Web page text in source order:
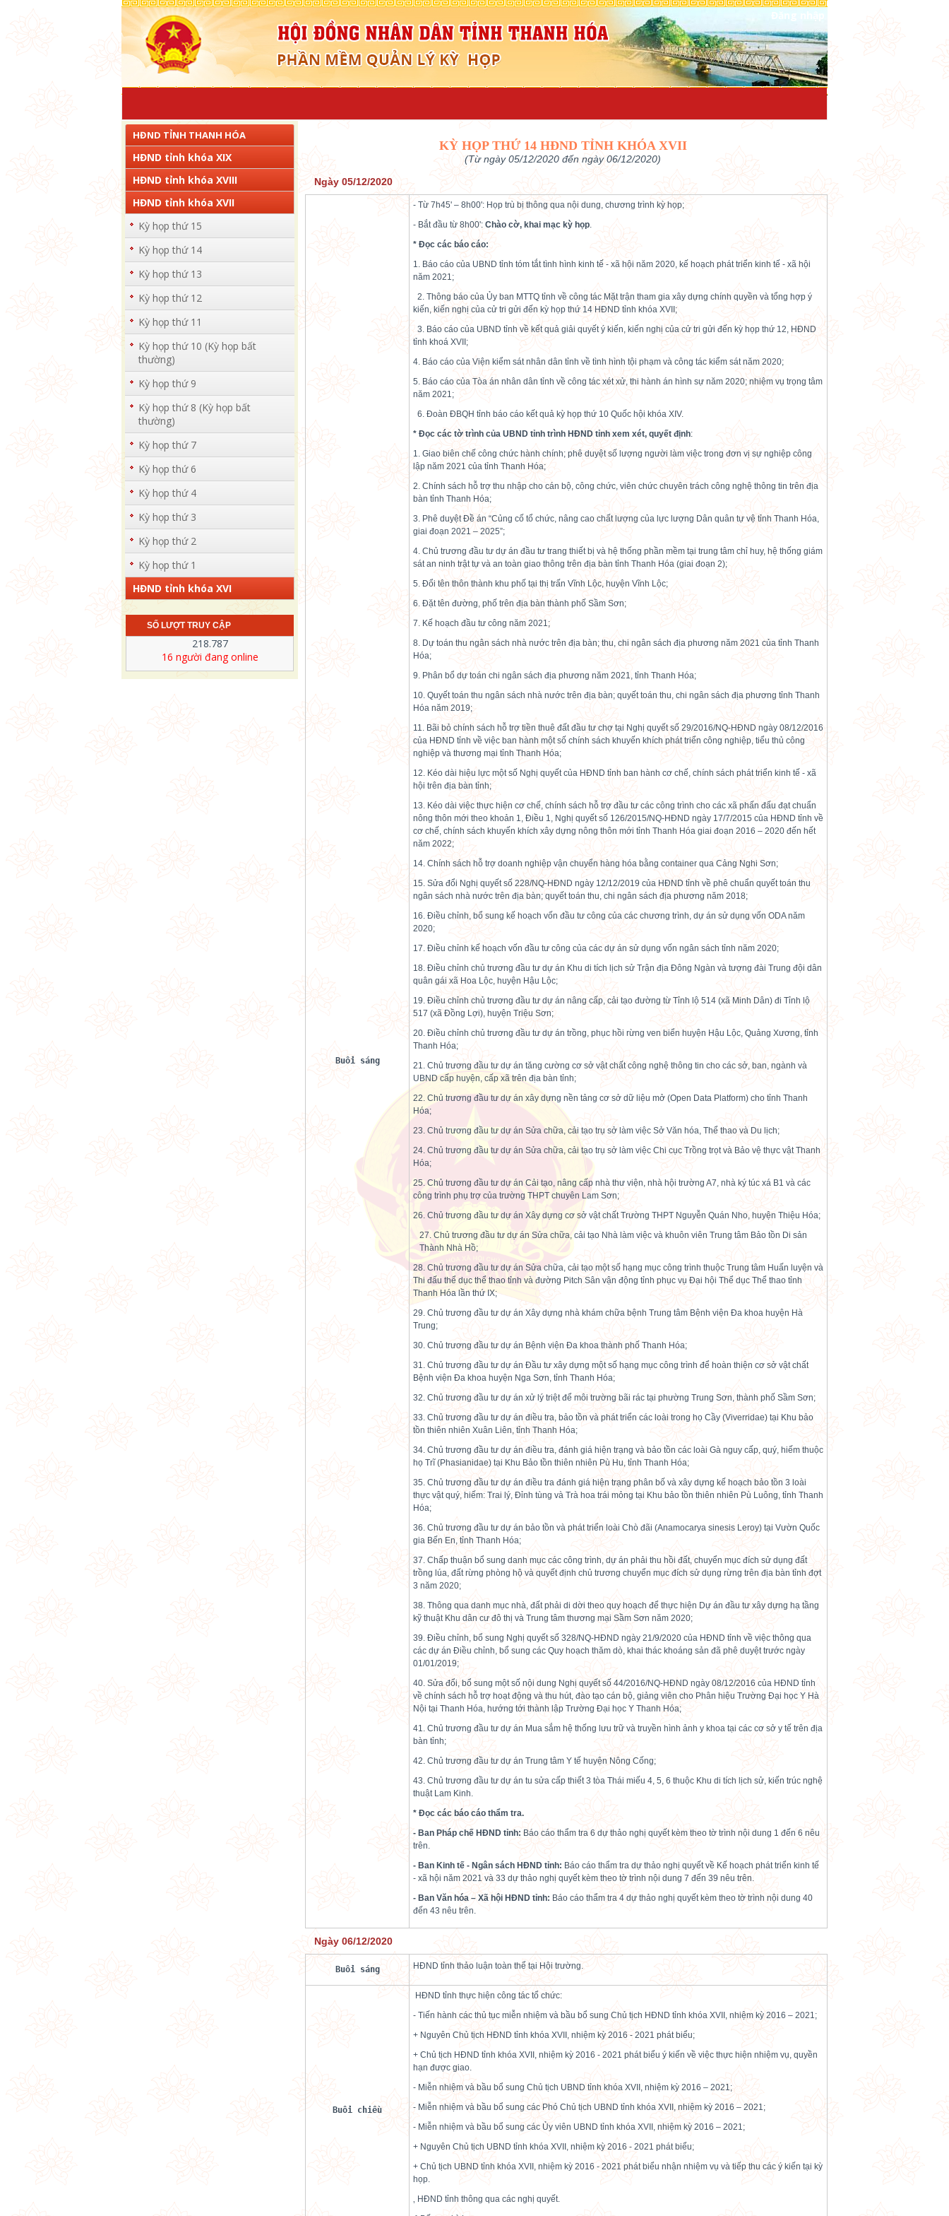
Đăng nhập
HĐND TỈNH THANH HÓA
HĐND tỉnh khóa XIX
HĐND tỉnh khóa XVIII
HĐND tỉnh khóa XVII
Kỳ họp thứ 15
Kỳ họp thứ 14
Kỳ họp thứ 13
Kỳ họp thứ 12
Kỳ họp thứ 11
Kỳ họp thứ 10 (Kỳ họp bất
thường)
Kỳ họp thứ 9
Kỳ họp thứ 8 (Kỳ họp bất
thường)
Kỳ họp thứ 7
Kỳ họp thứ 6
Kỳ họp thứ 4
Kỳ họp thứ 3
Kỳ họp thứ 2
Kỳ họp thứ 1
HĐND tỉnh khóa XVI
SỐ LƯỢT TRUY CẬP
218.787
16 người đang online
KỲ HỌP THỨ 14 HĐND TỈNH KHÓA XVII
(Từ ngày 05/12/2020 đến ngày 06/12/2020)
Ngày 05/12/2020
Buổi sáng
- Từ 7h45' – 8h00': Họp trù bị thông qua nội dung, chương trình kỳ họp;
- Bắt đầu từ 8h00': Chào cờ, khai mạc kỳ họp.
* Đọc các báo cáo:
1. Báo cáo của UBND tỉnh tóm tắt tình hình kinh tế - xã hội năm 2020, kế hoạch phát triển kinh tế - xã hội
năm 2021;
2. Thông báo của Ủy ban MTTQ tỉnh về công tác Mặt trận tham gia xây dựng chính quyền và tổng hợp ý
kiến, kiến nghị của cử tri gửi đến kỳ họp thứ 14 HĐND tỉnh khóa XVII;
3. Báo cáo của UBND tỉnh về kết quả giải quyết ý kiến, kiến nghị của cử tri gửi đến kỳ họp thứ 12, HĐND
tỉnh khoá XVII;
4. Báo cáo của Viện kiểm sát nhân dân tỉnh về tình hình tội phạm và công tác kiểm sát năm 2020;
5. Báo cáo của Tòa án nhân dân tỉnh về công tác xét xử, thi hành án hình sự năm 2020; nhiệm vụ trọng tâm
năm 2021;
6. Đoàn ĐBQH tỉnh báo cáo kết quả kỳ họp thứ 10 Quốc hội khóa XIV.
* Đọccác tờ trình của UBND tỉnh trình HĐND tỉnh xem xét, quyết định:
1. Giao biên chế công chức hành chính; phê duyệt số lượng người làm việc trong đơn vị sự nghiệp công
lập năm 2021 của tỉnh Thanh Hóa;
2. Chính sách hỗ trợ thu nhập cho cán bộ, công chức, viên chức chuyên trách công nghệ thông tin trên địa
bàn tỉnh Thanh Hóa;
3. Phê duyệt Đề án “Củng cố tổ chức, nâng cao chất lượng của lực lượng Dân quân tự vệ tỉnh Thanh Hóa,
giai đoạn 2021 – 2025”;
4. Chủ trương đầu tư dự án đầu tư trang thiết bị và hệ thống phần mềm tại trung tâm chỉ huy, hệ thống giám
sát an ninh trật tự và an toàn giao thông trên địa bàn tỉnh Thanh Hóa (giai đoạn 2);
5. Đổi tên thôn thành khu phố tại thị trấn Vĩnh Lộc, huyện Vĩnh Lộc;
6. Đặt tên đường, phố trên địa bàn thành phố Sầm Sơn;
7. Kế hoạch đầu tư công năm 2021;
8. Dự toán thu ngân sách nhà nước trên địa bàn; thu, chi ngân sách địa phương năm 2021 của tỉnh Thanh
Hóa;
9. Phân bổ dự toán chi ngân sách địa phương năm 2021, tỉnh Thanh Hóa;
10. Quyết toán thu ngân sách nhà nước trên địa bàn; quyết toán thu, chi ngân sách địa phương tỉnh Thanh
Hóa năm 2019;
11. Bãi bỏ chính sách hỗ trợ tiền thuê đất đầu tư chợ tại Nghị quyết số 29/2016/NQ-HĐND ngày 08/12/2016
của HĐND tỉnh về việc ban hành một số chính sách khuyến khích phát triển công nghiệp, tiểu thủ công
nghiệp và thương mại tỉnh Thanh Hóa;
12. Kéo dài hiệu lực một số Nghị quyết của HĐND tỉnh ban hành cơ chế, chính sách phát triển kinh tế - xã
hội trên địa bàn tỉnh;
13. Kéo dài việc thực hiện cơ chế, chính sách hỗ trợ đầu tư các công trình cho các xã phấn đấu đạt chuẩn
nông thôn mới theo khoản 1, Điều 1, Nghị quyết số 126/2015/NQ-HĐND ngày 17/7/2015 của HĐND tỉnh về
cơ chế, chính sách khuyến khích xây dựng nông thôn mới tỉnh Thanh Hóa giai đoạn 2016 – 2020 đến hết
năm 2022;
14. Chính sách hỗ trợ doanh nghiệp vận chuyển hàng hóa bằng container qua Cảng Nghi Sơn;
15. Sửa đổi Nghị quyết số 228/NQ-HĐND ngày 12/12/2019 của HĐND tỉnh về phê chuẩn quyết toán thu
ngân sách nhà nước trên địa bàn; quyết toán thu, chi ngân sách địa phương năm 2018;
16. Điều chỉnh, bổ sung kế hoạch vốn đầu tư công của các chương trình, dự án sử dụng vốn ODA năm
2020;
17. Điều chỉnh kế hoạch vốn đầu tư công của các dự án sử dụng vốn ngân sách tỉnh năm 2020;
18. Điều chỉnh chủ trương đầu tư dự án Khu di tích lịch sử Trận địa Đông Ngàn và tượng đài Trung đội dân
quân gái xã Hoa Lộc, huyện Hậu Lộc;
19. Điều chỉnh chủ trương đầu tư dự án nâng cấp, cải tạo đường từ Tỉnh lộ 514 (xã Minh Dân) đi Tỉnh lộ
517 (xã Đồng Lợi), huyện Triệu Sơn;
20. Điều chỉnh chủ trương đầu tư dự án trồng, phục hồi rừng ven biển huyện Hậu Lộc, Quảng Xương, tỉnh
Thanh Hóa;
21. Chủ trương đầu tư dự án tăng cường cơ sở vật chất công nghệ thông tin cho các sở, ban, ngành và
UBND cấp huyện, cấp xã trên địa bàn tỉnh;
22. Chủ trương đầu tư dự án xây dựng nền tảng cơ sở dữ liệu mở (Open Data Platform) cho tỉnh Thanh
Hóa;
23. Chủ trương đầu tư dự án Sửa chữa, cải tạo trụ sở làm việc Sở Văn hóa, Thể thao và Du lịch;
24. Chủ trương đầu tư dự án Sửa chữa, cải tạo trụ sở làm việc Chi cục Trồng trọt và Bảo vệ thực vật Thanh
Hóa;
25. Chủ trương đầu tư dự án Cải tạo, nâng cấp nhà thư viện, nhà hội trường A7, nhà ký túc xá B1 và các
công trình phụ trợ của trường THPT chuyên Lam Sơn;
26. Chủ trương đầu tư dự án Xây dựng cơ sở vật chất Trường THPT Nguyễn Quán Nho, huyện Thiệu Hóa;
27. Chủ trương đầu tư dự án Sửa chữa, cải tạo Nhà làm việc và khuôn viên Trung tâm Bảo tồn Di sản
Thành Nhà Hồ;
28. Chủ trương đầu tư dự án Sửa chữa, cải tạo một số hạng mục công trình thuộc Trung tâm Huấn luyện và
Thi đấu thể dục thể thao tỉnh và đường Pitch Sân vận động tỉnh phục vụ Đại hội Thể dục Thể thao tỉnh
Thanh Hóa lần thứ IX;
29. Chủ trương đầu tư dự án Xây dựng nhà khám chữa bệnh Trung tâm Bệnh viện Đa khoa huyện Hà
Trung;
30. Chủ trương đầu tư dự án Bệnh viện Đa khoa thành phố Thanh Hóa;
31. Chủ trương đầu tư dự án Đầu tư xây dựng một số hạng mục công trình để hoàn thiện cơ sở vật chất
Bệnh viện Đa khoa huyện Nga Sơn, tỉnh Thanh Hóa;
32. Chủ trương đầu tư dự án xử lý triệt để môi trường bãi rác tại phường Trung Sơn, thành phố Sầm Sơn;
33. Chủ trương đầu tư dự án điều tra, bảo tồn và phát triển các loài trong họ Cầy (Viverridae) tại Khu bảo
tồn thiên nhiên Xuân Liên, tỉnh Thanh Hóa;
34. Chủ trương đầu tư dự án điều tra, đánh giá hiện trạng và bảo tồn các loài Gà nguy cấp, quý, hiếm thuộc
họ Trĩ (Phasianidae) tại Khu Bảo tồn thiên nhiên Pù Hu, tỉnh Thanh Hóa;
35. Chủ trương đầu tư dự án điều tra đánh giá hiện trạng phân bố và xây dựng kế hoạch bảo tồn 3 loài
thực vật quý, hiếm: Trai lý, Đỉnh tùng và Trà hoa trái mỏng tại Khu bảo tồn thiên nhiên Pù Luông, tỉnh Thanh
Hóa;
36. Chủ trương đầu tư dự án bảo tồn và phát triển loài Chò đãi (Anamocarya sinesis Leroy) tại Vườn Quốc
gia Bến En, tỉnh Thanh Hóa;
37. Chấp thuận bổ sung danh mục các công trình, dự án phải thu hồi đất, chuyển mục đích sử dụng đất
trồng lúa, đất rừng phòng hộ và quyết định chủ trương chuyển mục đích sử dụng rừng trên địa bàn tỉnh đợt
3 năm 2020;
38. Thông qua danh mục nhà, đất phải di dời theo quy hoạch để thực hiện Dự án đầu tư xây dựng hạ tầng
kỹ thuật Khu dân cư đô thị và Trung tâm thương mại Sầm Sơn năm 2020;
39. Điều chỉnh, bổ sung Nghị quyết số 328/NQ-HĐND ngày 21/9/2020 của HĐND tỉnh về việc thông qua
các dự án Điều chỉnh, bổ sung các Quy hoạch thăm dò, khai thác khoáng sản đã phê duyệt trước ngày
01/01/2019;
40. Sửa đổi, bổ sung một số nội dung Nghị quyết số 44/2016/NQ-HĐND ngày 08/12/2016 của HĐND tỉnh
về chính sách hỗ trợ hoạt động và thu hút, đào tạo cán bộ, giảng viên cho Phân hiệu Trường Đại học Y Hà
Nội tại Thanh Hóa, hướng tới thành lập Trường Đại học Y Thanh Hóa;
41. Chủ trương đầu tư dự án Mua sắm hệ thống lưu trữ và truyền hình ảnh y khoa tại các cơ sở y tế trên địa
bàn tỉnh;
42. Chủ trương đầu tư dự án Trung tâm Y tế huyện Nông Cống;
43. Chủ trương đầu tư dự án tu sửa cấp thiết 3 tòa Thái miếu 4, 5, 6 thuộc Khu di tích lịch sử, kiến trúc nghệ
thuật Lam Kinh.
* Đọccácbáo cáo thẩm tra.
- Ban Pháp chế HĐND tỉnh: Báo cáo thẩm tra 6 dự thảo nghị quyết kèm theo tờ trình nội dung 1 đến 6 nêu
trên.
- Ban Kinh tế - Ngân sách HĐND tỉnh: Báo cáo thẩm tra dự thảo nghị quyết về Kế hoạch phát triển kinh tế
- xã hội năm 2021 và 33 dự thảo nghị quyết kèm theo tờ trình nội dung 7 đến 39 nêu trên.
- Ban Văn hóa – Xã hội HĐND tỉnh: Báo cáo thẩm tra 4 dự thảo nghị quyết kèm theo tờ trình nội dung 40
đến 43 nêu trên.
Ngày 06/12/2020
Buổi sáng HĐND tỉnh thảo luận toàn thể tại Hội trường.
Buổi chiều
 HĐND tỉnh thực hiện công tác tổ chức:
- Tiến hành các thủ tục miễn nhiệm và bầu bổ sung Chủ tịch HĐND tỉnh khóa XVII, nhiệm kỳ 2016 – 2021;
+ Nguyên Chủ tịch HĐND tỉnh khóa XVII, nhiệm kỳ 2016 - 2021 phát biểu;
+ Chủ tịch HĐND tỉnh khóa XVII, nhiệm kỳ 2016 - 2021 phát biểu ý kiến về việc thực hiện nhiệm vụ, quyền
hạn được giao.
- Miễn nhiệm và bầu bổ sung Chủ tịch UBND tỉnh khóa XVII, nhiệm kỳ 2016 – 2021;
- Miễn nhiệm và bầu bổ sung các Phó Chủ tịch UBND tỉnh khóa XVII, nhiệm kỳ 2016 – 2021;
- Miễn nhiệm và bầu bổ sung các Ủy viên UBND tỉnh khóa XVII, nhiệm kỳ 2016 – 2021;
+ Nguyên Chủ tịch UBND tỉnh khóa XVII, nhiệm kỳ 2016 - 2021 phát biểu;
+ Chủ tịch UBND tỉnh khóa XVII, nhiệm kỳ 2016 - 2021 phát biểu nhận nhiệm vụ và tiếp thu các ý kiến tại kỳ
họp.
‚ HĐND tỉnh thông qua các nghị quyết.